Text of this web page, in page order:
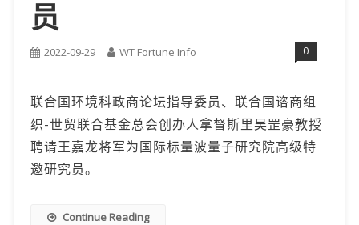
员
2022-09-29 WT Fortune Info 0
联合国环境科政商论坛指导委员、联合国谘商组
织-世贸联合基金总会创办人拿督斯里吴罡豪教授
聘请王嘉龙将军为国际标量波量子研究院高级特
邀研究员。
Continue Reading